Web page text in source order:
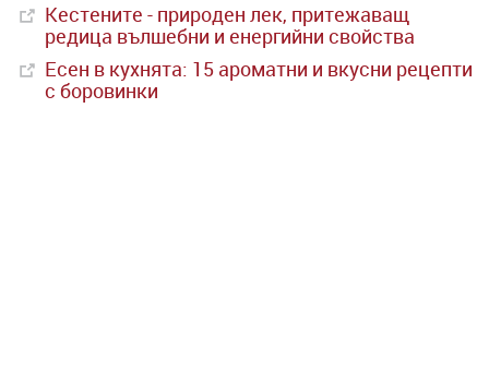
Кестените - природен лек, притежаващ
редица вълшебни и енергийни свойства
Есен в кухнята: 15 ароматни и вкусни рецепти
с боровинки